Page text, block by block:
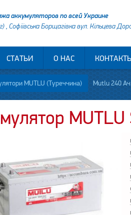
аккумуляторов по всей Украине
, Софіївська Борщагівка вул. Кільцева
СТАТЬИ О НАС
MUTLU (Туреччина) Mutlu 240 Ач - купить